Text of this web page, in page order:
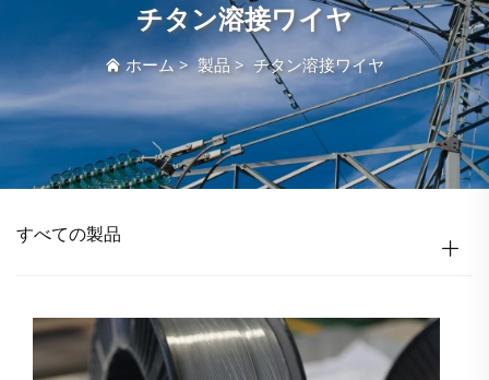
チタン溶接ワイヤ
ホーム>製品 > チタン溶接ワイヤ
すべての製品